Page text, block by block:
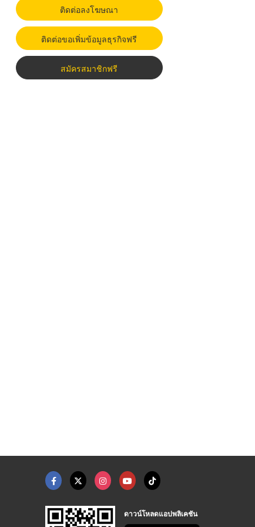
ติดต่อลงโฆษณา
ติดต่อขอเพิ่มข้อมูลธุรกิจฟรี
สมัครสมาชิกฟรี
ดาวน์โหลดแอปพลิเคชัน